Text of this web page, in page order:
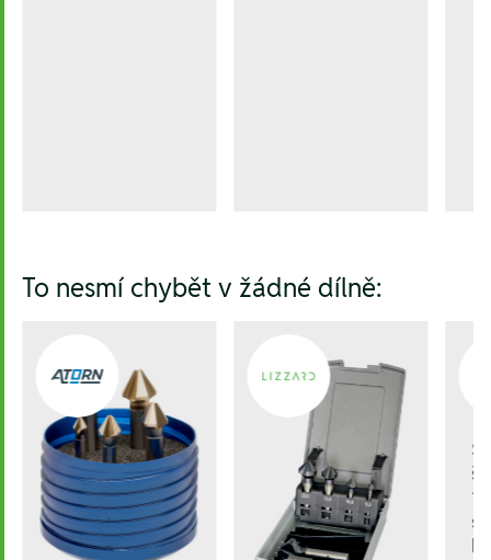
To nesmí chybět v žádné dílně:
s